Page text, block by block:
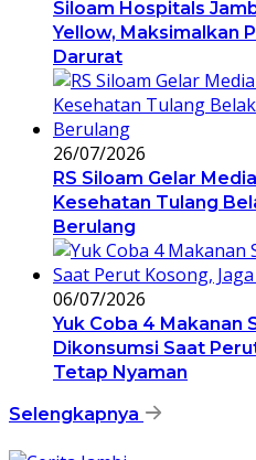
Siloam Hospitals
Yellow, Maksimalkan
Darurat
26/07/2026
RS Siloam Gelar
Kesehatan Tulang
Berulang
06/07/2026
Yuk Coba 4 Makanan
Dikonsumsi Saat
Tetap Nyaman
Selengkapnya